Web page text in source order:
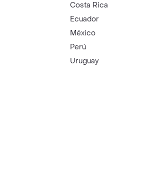
Costa Rica
Ecuador
México
Perú
Uruguay